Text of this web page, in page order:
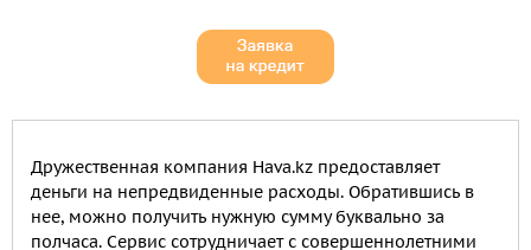
Дружественная компания Hava.kz предоставляет
деньги на непредвиденные расходы. Обратившись в
нее, можно получить нужную сумму буквально за
полчаса. Сервис сотрудничает с совершеннолетними